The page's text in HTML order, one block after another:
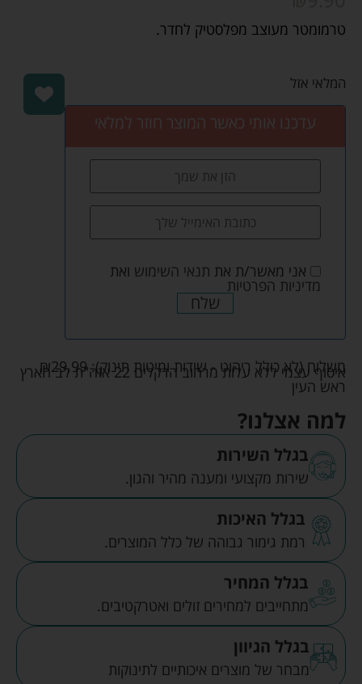
טרמומטר מעוצב מפלסטיק לחדר.
המלאי אזל
עדכנו אותי כאשר המוצר חוזר למלאי
אני מאשר/ת את תנאי השימוש ואת
מדיניות הפרטיות
שלח
משלוח (לא כולל ריהוט - שידות ומיטות תינוק): ₪29.99
איסוף עצמי ללא עלות מרחוב הדקלים 22 אזה"ת לב הארץ
ראש העין
למה אצלנו?
בגלל השירות
שירות מקצועי ומענה מהיר והגון.
בגלל האיכות
רמת גימור גבוהה של כלל המוצרים.
בגלל המחיר
מתחייבים למחירים זולים ואטרקטיבים.
בגלל הגיוון
מבחר של מוצרים איכותיים לתינוקות